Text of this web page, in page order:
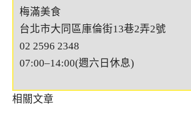
梅滿美食
台北市大同區庫倫街13巷2弄2號
02 2596 2348
07:00–14:00(週六日休息)
相關文章